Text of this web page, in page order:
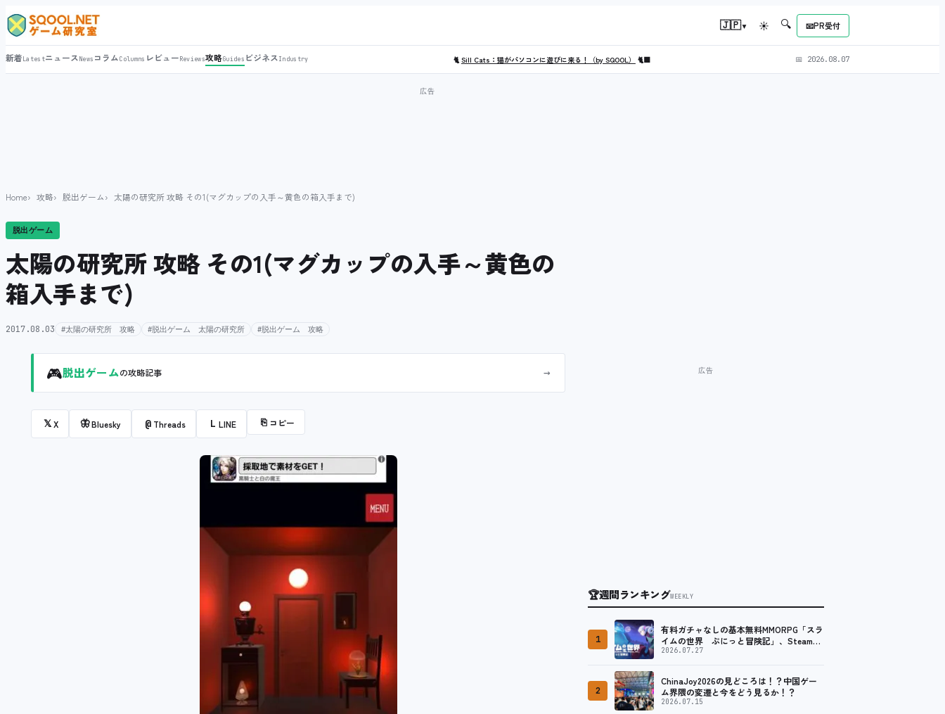
🇯🇵▾ ☀ 🔍 📧PR受付
新着LatestニュースNews コラムColumns レビューReviews攻略Guides ビジネスIndustry 🐈Sill Cats：猫がパソコンに遊びに来る！（by SQOOL） 🐈‍⬛ 📅 2026.08.07
Home 攻略 脱出ゲーム 太陽の研究所 攻略 その1(マグカップの入手～黄色の箱入手まで)
脱出ゲーム
太陽の研究所 攻略 その1(マグカップの入手～黄色の
箱入手まで)
2017.08.03 #太陽の研究所 攻略 #脱出ゲーム 太陽の研究所 #脱出ゲーム 攻略
🎮脱出ゲームの攻略記事 →
𝕏X 🦋Bluesky @ Threads L LINE ⎘ コピー
🏆週間ランキングWEEKLY
1
有料ガチャなしの基本無料MMORPG「スラ
イムの世界 ぷにっと冒険記」、Steam向
けの無料体験版が8月末に配信決定
2026.07.27
2
ChinaJoy2026の見どころは！？中国ゲー
ム界隈の変遷と今をどう見るか！？
2026.07.15